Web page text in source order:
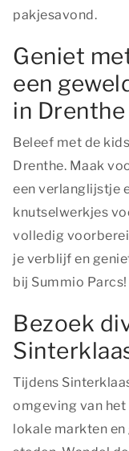
pakjesavond.
Geniet
een
in Drenthe
Beleef met de
Drenthe. Maak
een verlanglijstje
knutselwerkjes
volledig
je verblijf en
bij Summio Parcs!
Bezoek
Tijdens
omgeving van
lokale markten